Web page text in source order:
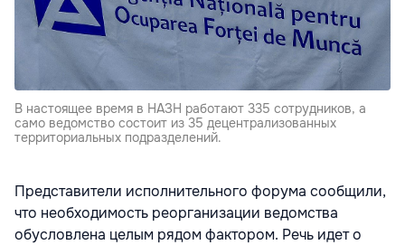
В настоящее время в НАЗН ра­ботают 335 сотрудников, а
само ведомство состоит из 35 децент­рализованных
территориальных подразделений.
Представители исполнитель­ного форума сообщили,
что не­обходимость реорганизации ве­домства
обусловлена целым ря­дом фактором. Речь идет о